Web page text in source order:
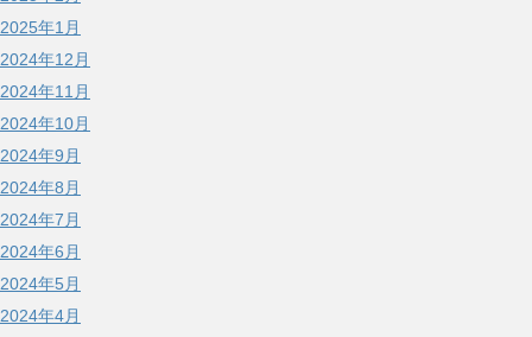
2025年1月
2024年12月
2024年11月
2024年10月
2024年9月
2024年8月
2024年7月
2024年6月
2024年5月
2024年4月